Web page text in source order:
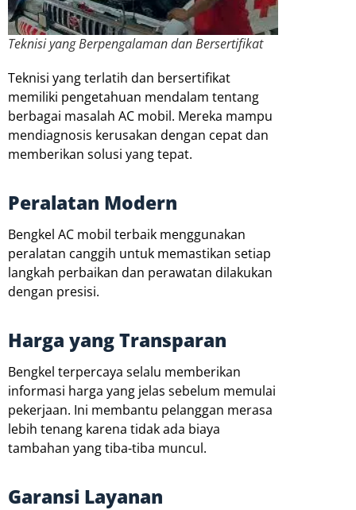
Teknisi yang Berpengalaman dan Bersertifikat
Teknisi yang terlatih dan bersertifikat
memiliki pengetahuan mendalam tentang
berbagai masalah AC mobil. Mereka mampu
mendiagnosis kerusakan dengan cepat dan
memberikan solusi yang tepat.
Peralatan Modern
Bengkel AC mobil terbaik menggunakan
peralatan canggih untuk memastikan setiap
langkah perbaikan dan perawatan dilakukan
dengan presisi.
Harga yang Transparan
Bengkel terpercaya selalu memberikan
informasi harga yang jelas sebelum memulai
pekerjaan. Ini membantu pelanggan merasa
lebih tenang karena tidak ada biaya
tambahan yang tiba-tiba muncul.
Garansi Layanan